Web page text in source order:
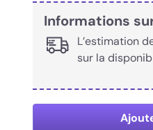
Informations
L’estimation
sur la